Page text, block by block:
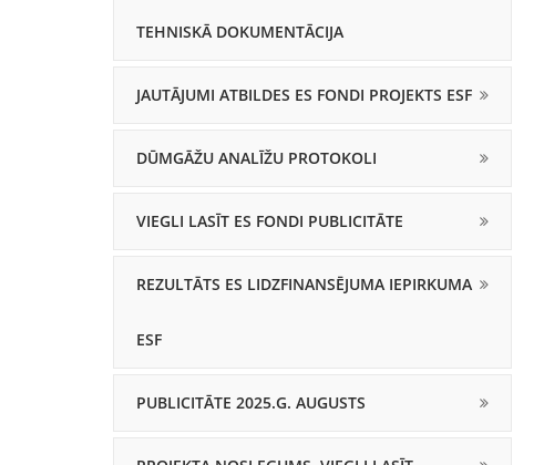
TEHNISKĀ DOKUMENTĀCIJA
JAUTĀJUMI ATBILDES ES FONDI PROJEKTS ESF
DŪMGĀŽU ANALĪŽU PROTOKOLI
VIEGLI LASĪT ES FONDI PUBLICITĀTE
REZULTĀTS ES LIDZFINANSĒJUMA IEPIRKUMA
ESF
PUBLICITĀTE 2025.G. AUGUSTS